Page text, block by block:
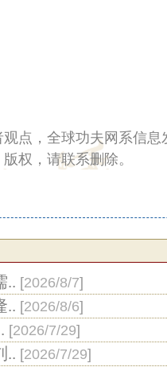
点，全球功夫网系信
版权，请联系删除。
.. [2026/8/7]
.. [2026/8/6]
[2026/7/29]
.. [2026/7/29]